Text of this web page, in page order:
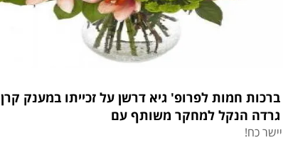
ברכות חמות לפרופ' גיא דרשן על זכייתו במענק קרן
גרדה הנקל למחקר משותף עם
יישר כח!